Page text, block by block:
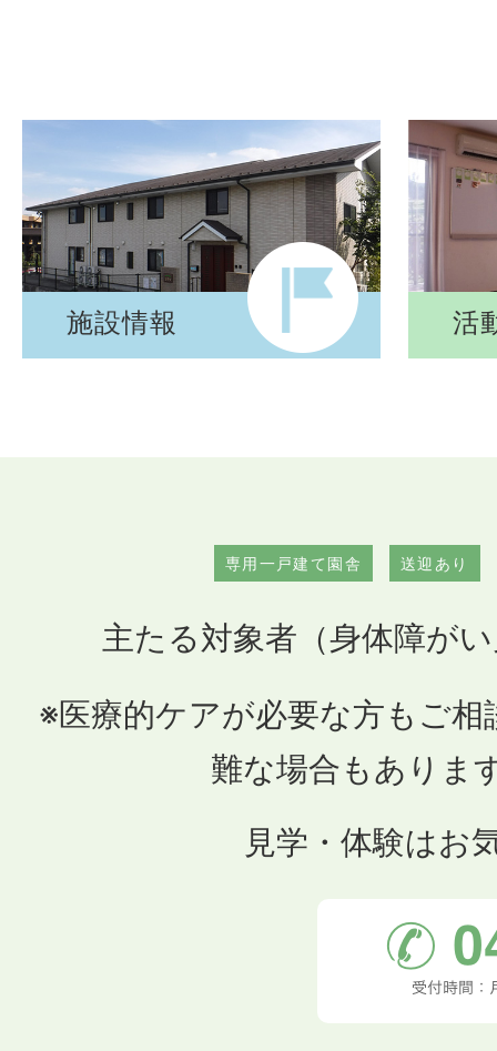
施設情報 活
専用一戸建て園舎 送迎あり
主たる対象者（身体障が
※医療的ケアが必要な方もご
難な場合もありま
見学・体験はお